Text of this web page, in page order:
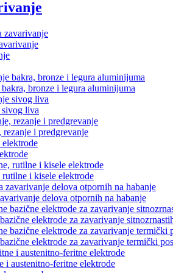
bronze i legura aluminijuma
sivog liva
i predgrevanje
i kisele elektrode
delova otpornih na habanje
elektrode za zavarivanje
elektrode za zavarivanje termički
i austenitno-feritne elektrode